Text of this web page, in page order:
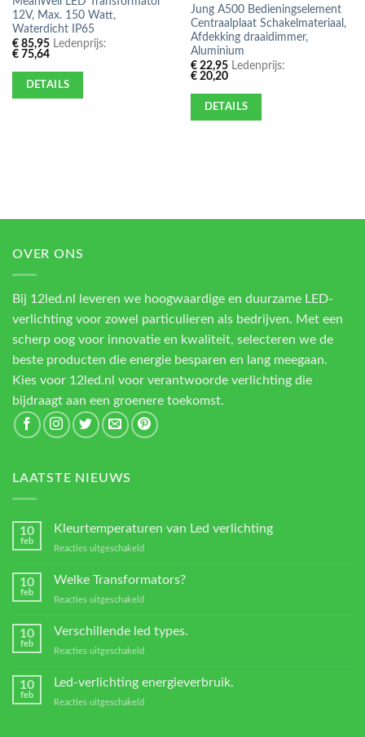
12V, Max. 150 Watt,
Waterdicht IP65
€85,95Ledenprijs:
€75,64
DETAILS
Jung A500 Bedieningselement
Centraalplaat Schakelmateriaal,
Afdekking draaidimmer,
Aluminium
€22,95Ledenprijs:
€20,20
DETAILS
OVER ONS
Bij 12led.nl leveren we hoogwaardige en duurzame LED-
verlichting voor zowel particulieren als bedrijven. Met een
scherp oog voor innovatie en kwaliteit, selecteren we de
beste producten die energie besparen en lang meegaan.
Kies voor 12led.nl voor verantwoorde verlichting die
bijdraagt aan een groenere toekomst.
LAATSTE NIEUWS
10
feb
Kleurtemperaturen van Led verlichting
Reacties uitgeschakeld
verlichting
10
feb
Welke Transformators?
Reacties uitgeschakeld
Transformators?
10
feb
Verschillende led types.
Reacties uitgeschakeld
10
feb
Led-verlichting energieverbruik.
Reacties uitgeschakeld